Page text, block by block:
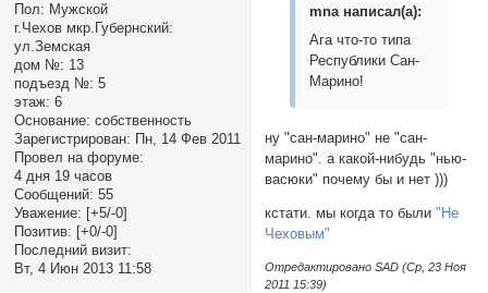
Пол: Мужской
г.Чехов мкр.Губернский:
ул.Земская
дом №: 13
подъезд №: 5
этаж: 6
Основание: собственность
Зарегистрирован: Пн, 14 Фев 2011
Провел на форуме:
4 дня 19 часов
Сообщений: 55
Уважение: [+5/-0]
Позитив: [+0/-0]
Последний визит:
Вт, 4 Июн 2013 11:58
mnа написал(а):
Ага что-то типа
Республики Сан-
Марино!
ну "сан-марино" не "сан-
марино". а какой-нибудь "нью-
васюки" почему бы и нет )))
кстати. мы когда то были"Не
Чеховым"
Отредактировано SAD (Ср, 23 Ноя
2011 15:39)